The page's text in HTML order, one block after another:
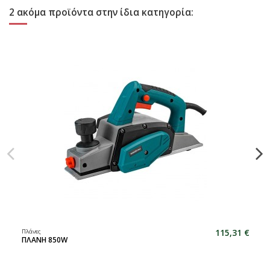
2 ακόμα προϊόντα στην ίδια κατηγορία:
Πλάνες
ΠΛΑΝΗ 850W
115,31 €